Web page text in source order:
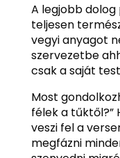
A legjobb
teljesen
vegyi anyagot
szervezetbe
csak a saját
Most
félek a tűktől?”
veszi fel a
megfázni